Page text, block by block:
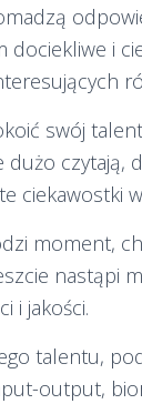
dociekliwe i
swój
dużo czytają,
ciekawostki
moment,
nastąpi
i jakości.
talentu,
output,